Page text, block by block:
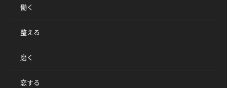
働く
整える
磨く
恋する